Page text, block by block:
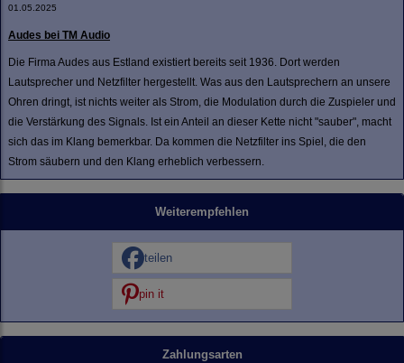
01.05.2025
Audes bei TM Audio
Die Firma Audes aus Estland existiert bereits seit 1936. Dort werden
Lautsprecher und Netzfilter hergestellt. Was aus den Lautsprechern an unsere
Ohren dringt, ist nichts weiter als Strom, die Modulation durch die Zuspieler und
die Verstärkung des Signals. Ist ein Anteil an dieser Kette nicht "sauber", macht
sich das im Klang bemerkbar. Da kommen die Netzfilter ins Spiel, die den
Strom säubern und den Klang erheblich verbessern.
Weiterempfehlen
teilen
pin it
Zahlungsarten